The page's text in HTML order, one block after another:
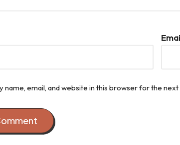
name, email, and website in this browser for the